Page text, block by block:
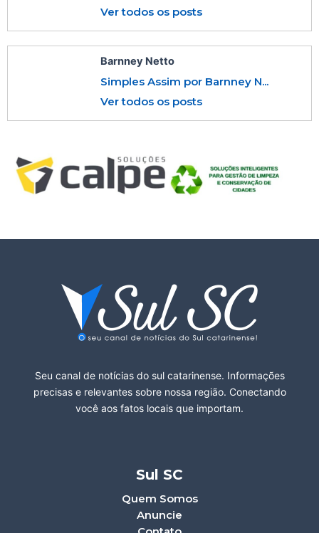
Ver todos os posts
Barnney Netto
Simples Assim por Barnney N...
Ver todos os posts
Seu canal de notícias do sul catarinense. Informações
precisas e relevantes sobre nossa região. Conectando
você aos fatos locais que importam.
Sul SC
Quem Somos
Anuncie